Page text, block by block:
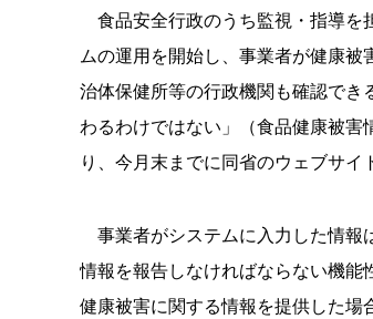
食品安全行政のうち監視・指導を
ムの運用を開始し、事業者が健康
治体保健所等の行政機関も確認で
わるわけではない」（食品健康被
り、今月末までに同省のウェブサイ
事業者がシステムに入力した情報
情報を報告しなければならない機能
健康被害に関する情報を提供した